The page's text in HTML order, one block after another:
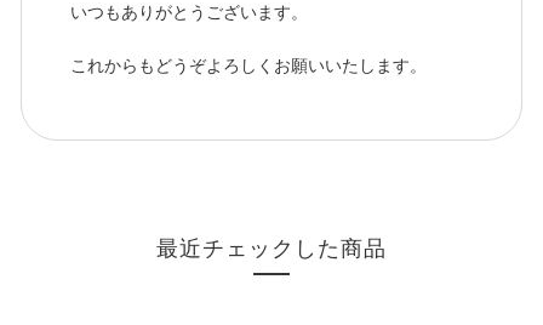
いつもありがとうございます。
これからもどうぞよろしくお願いいたします。
最近チェックした商品